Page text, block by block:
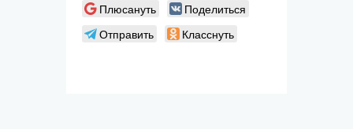
Плюсануть
Поделиться
Отправить
Класснуть